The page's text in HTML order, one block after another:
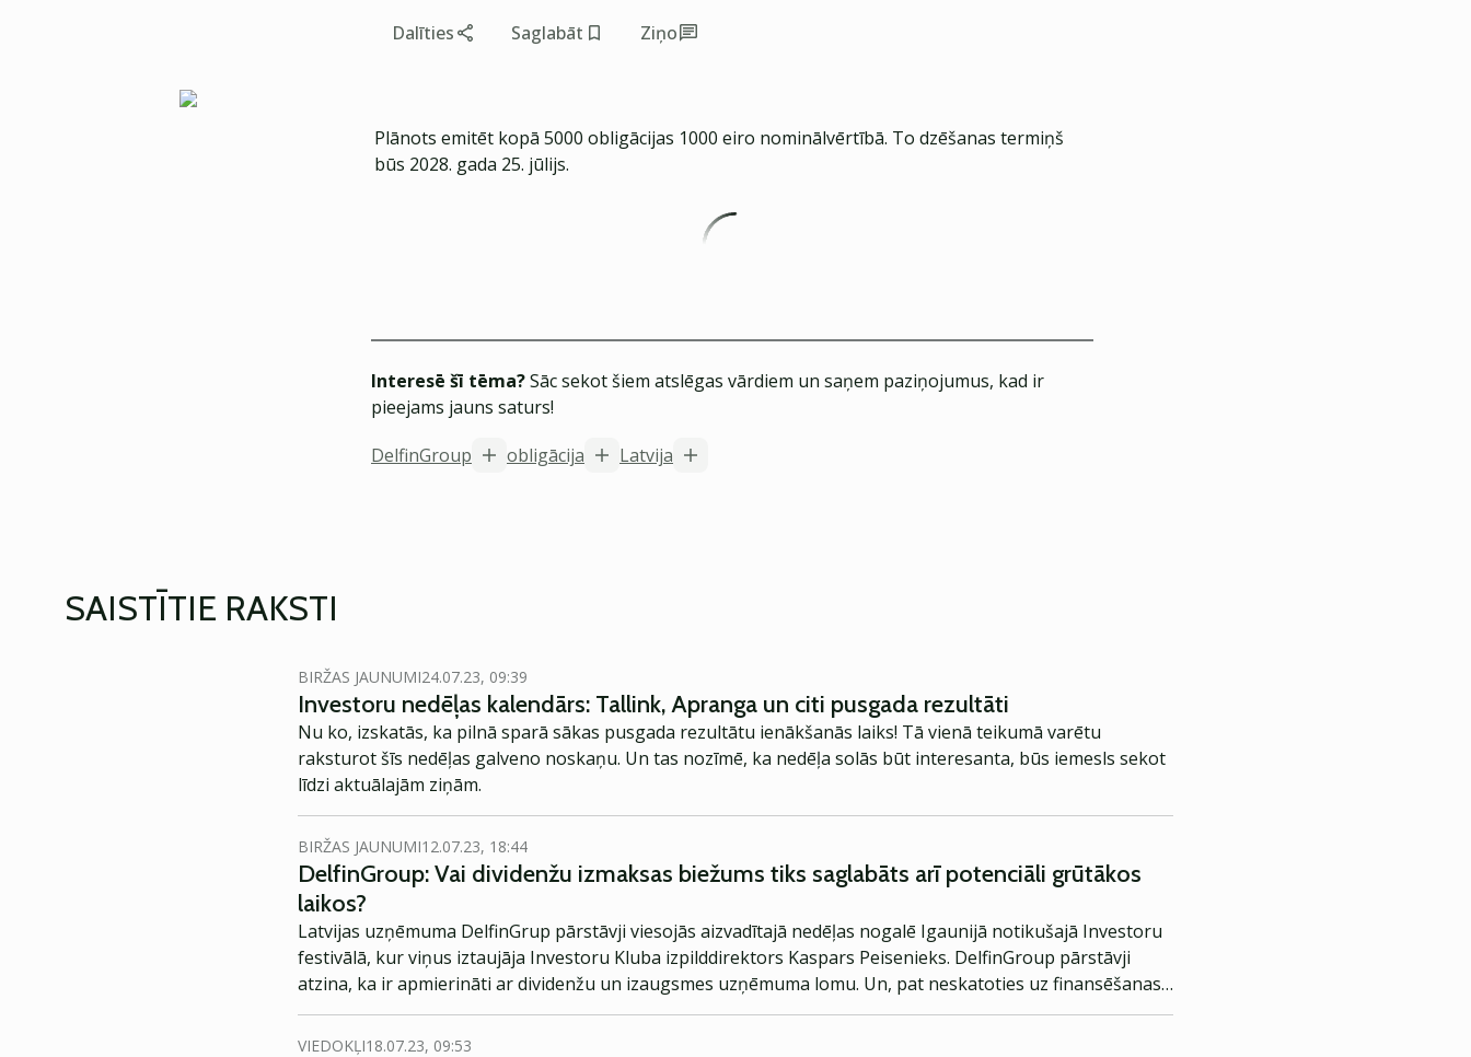
Dalīties Saglabāt Ziņo
Plānots emitēt kopā 5000 obligācijas 1000 eiro nominālvērtībā. To dzēšanas termiņš
būs 2028. gada 25. jūlijs.
Interesē šī tēma?Sāc sekot šiem atslēgas vārdiem un saņem paziņojumus, kad ir
pieejams jauns saturs!
DelfinGroup
obligācija Latvija
SAISTĪTIE RAKSTI
BIRŽAS JAUNUMI24.07.23, 09:39
Investoru nedēļas kalendārs: Tallink, Apranga un citi pusgada rezultāti
Nu ko, izskatās, ka pilnā sparā sākas pusgada rezultātu ienākšanās laiks! Tā vienā teikumā varētu
raksturot šīs nedēļas galveno noskaņu. Un tas nozīmē, ka nedēļa solās būt interesanta, būs iemesls sekot
līdzi aktuālajām ziņām.
BIRŽAS JAUNUMI12.07.23, 18:44
DelfinGroup: Vai dividenžu izmaksas biežums tiks saglabāts arī potenciāli grūtākos
laikos?
Latvijas uzņēmuma DelfinGrup pārstāvji viesojās aizvadītajā nedēļas nogalē Igaunijā notikušajā Investoru
festivālā, kur viņus iztaujāja Investoru Kluba izpilddirektors Kaspars Peisenieks. DelfinGroup pārstāvji
atzina, ka ir apmierināti ar dividenžu un izaugsmes uzņēmuma lomu. Un, pat neskatoties uz finansēšanas
izmaksu pieaugumu, viņi nemainīs savu pieeju un koncepciju.
VIEDOKĻI18.07.23, 09:53